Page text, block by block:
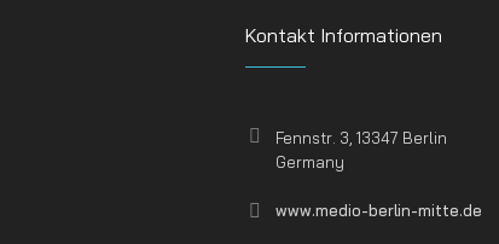
Kontakt Informationen
Fennstr. 3, 13347 Berlin
Germany
www.medio-berlin-mitte.de